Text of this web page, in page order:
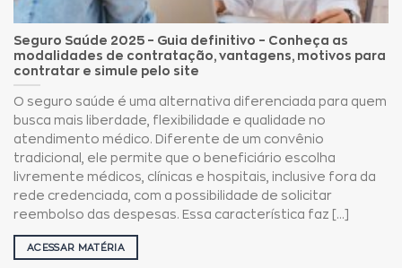
Seguro Saúde 2025 – Guia definitivo – Conheça as
modalidades de contratação, vantagens, motivos para
contratar e simule pelo site
O seguro saúde é uma alternativa diferenciada para quem
busca mais liberdade, flexibilidade e qualidade no
atendimento médico. Diferente de um convênio
tradicional, ele permite que o beneficiário escolha
livremente médicos, clínicas e hospitais, inclusive fora da
rede credenciada, com a possibilidade de solicitar
reembolso das despesas. Essa característica faz [...]
ACESSAR MATÉRIA